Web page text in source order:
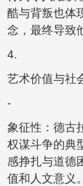
酷与背叛也体
念，最终导致
4.
艺术价值与社
-
象征性：德古
权谋斗争的典
感挣扎与道德
值和人文意义。